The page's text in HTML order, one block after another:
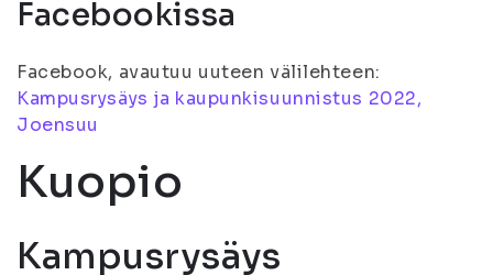
Facebookissa
Facebook, avautuu uuteen välilehteen:
Kampusrysäys ja kaupunkisuunnistus 2022,
Joensuu
Kuopio
Kampusrysäys